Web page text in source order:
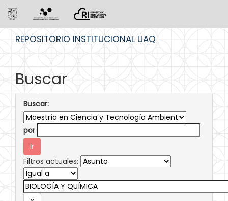
REPOSITORIO INSTITUCIONAL UAQ
Buscar
Buscar:
por
Filtros actuales: